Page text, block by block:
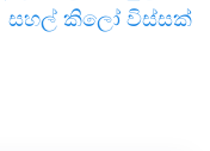
සහල් කිලෝ විස්සක්